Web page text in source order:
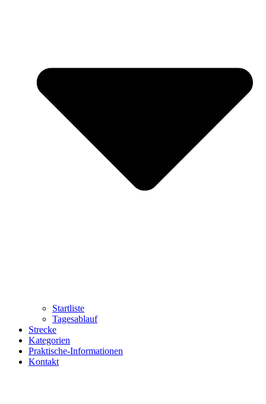
Startliste
Tagesablauf
Strecke
Kategorien
Praktische-Informationen
Kontakt